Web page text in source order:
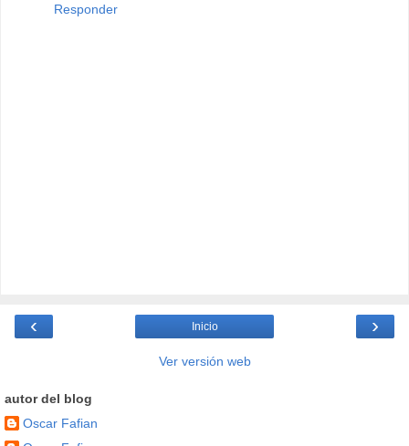
Responder
‹ ›
Inicio
Ver versión web
autor del blog
Oscar Fafian